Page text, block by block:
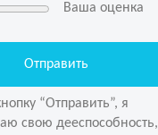
Ваша оценка
“Отправить”, я
свою дееспособность,
“Отправить”, я
на обработку
данных